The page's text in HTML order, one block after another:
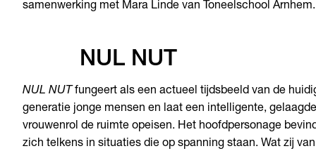
samenwerking met Mara Linde van Toneelschool Arnhem.
NUL NUT
NUL NUT fungeert als een actueel tijdsbeeld van de
generatie jonge mensen en laat een intelligente, gelaagde
vrouwenrol de ruimte opeisen. Het hoofdpersonage
zich telkens in situaties die op spanning staan. Wat zij van